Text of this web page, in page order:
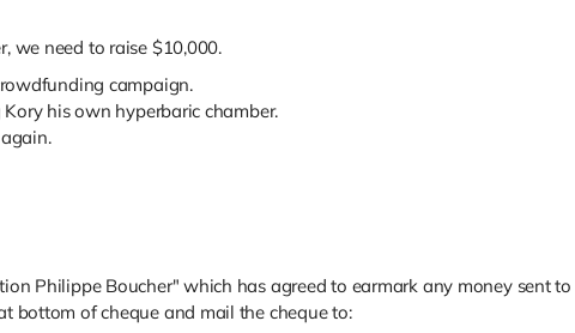
we need to raise $10,000.
campaign.
his own hyperbaric chamber.
Philippe Boucher" which has agreed to earmark any money sent
bottom of cheque and mail the cheque to: